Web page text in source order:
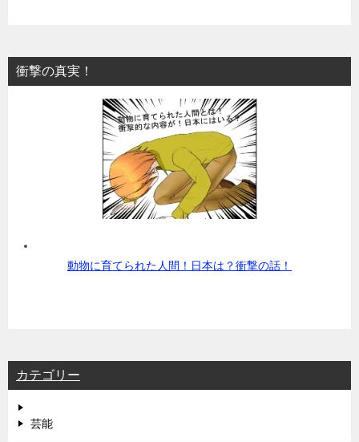
衝撃の真実！
動物に育てられた人間！日本は？衝撃の話！
カテゴリー
芸能